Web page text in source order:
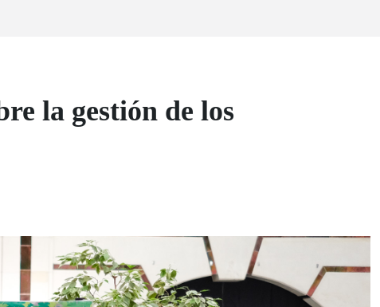
la gestión de los